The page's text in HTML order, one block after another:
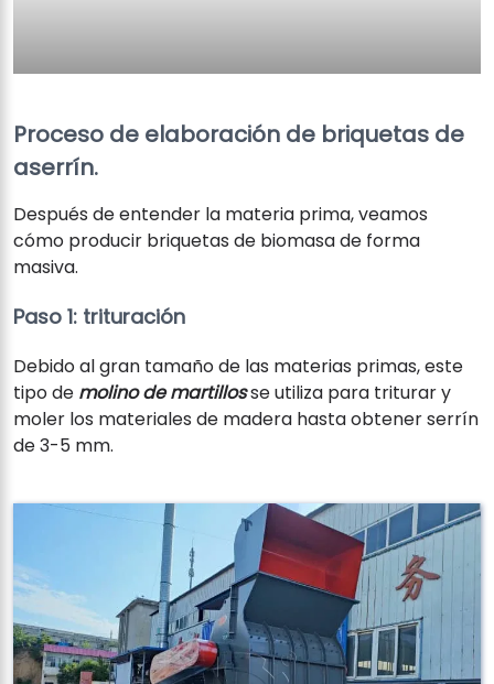
Proceso de elaboración de briquetas de
aserrín.
Después de entender la materia prima, veamos
cómo producir briquetas de biomasa de forma
masiva.
Paso 1: trituración
Debido al gran tamaño de las materias primas, este
tipo de molino de martillosse utiliza para triturar y
moler los materiales de madera hasta obtener serrín
de 3-5 mm.